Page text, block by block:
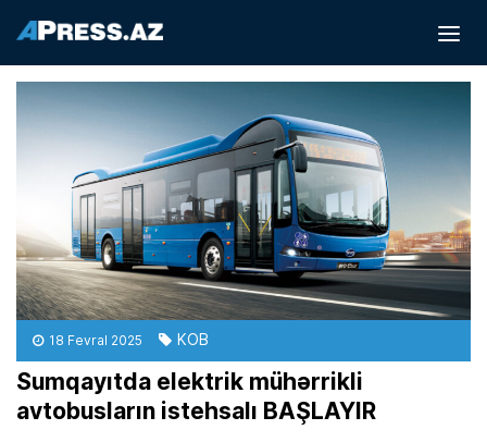
18 Fevral 2025 KOB
Sumqayıtda elektrik mühərrikli
avtobusların istehsalı BAŞLAYIR